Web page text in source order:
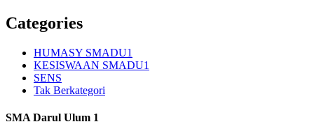
Categories
HUMASY SMADU1
KESISWAAN SMADU1
SENS
Tak Berkategori
SMA Darul Ulum 1